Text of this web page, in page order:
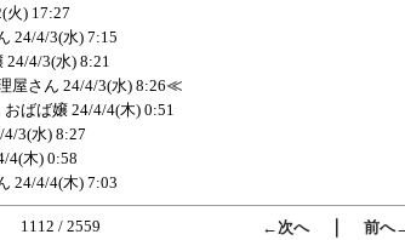
火) 17:27
24/4/3(水) 7:15
24/4/3(水) 8:21
屋さん 24/4/3(水) 8:26≪
おばば嬢 24/4/4(木) 0:51
4/3(水) 8:27
4(木) 0:58
24/4/4(木) 7:03
1112 / 2559 ←次へ｜ 前へ